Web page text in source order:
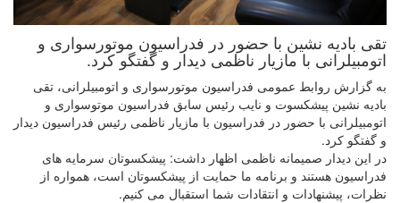
تقی بادیه نشین با حضور در فدراسیون موتورسواری و
اتومبیلرانی با مازیار ناظمی دیدار و گفتگو کرد.
به گزارش روابط عمومی فدراسیون موتورسواری و اتومبیلرانی، تقی
بادیه نشین پیشکسوت و نایب رئیس سابق فدراسیون موتوسواری و
اتومبیلرانی با حضور در فدراسیون با مازیار ناظمی رئیس فدراسیون دیدار
و گفتگو کرد.
در این دیدار صمیمانه ناظمی اظهار داشت: پیشکسوتان سرمایه های
فدراسیون هستند و برنامه ما حمایت از پیشکسوتان است، همواره از
نظرات، پیشنهادات و انتقادات شما استقبال می کنیم.